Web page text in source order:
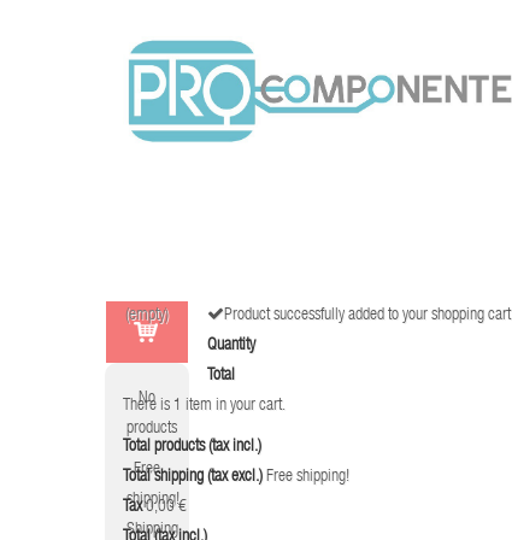
(empty)
No
products
Free
shipping!
Shipping
Product successfully added to your shopping cart
Quantity
Total
There is 1 item in your cart.
Total products (tax incl.)
Total shipping (tax excl.) Free shipping!
Tax 0,00 €